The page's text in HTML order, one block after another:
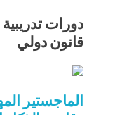
دورات
قانون دولي
الماجستير